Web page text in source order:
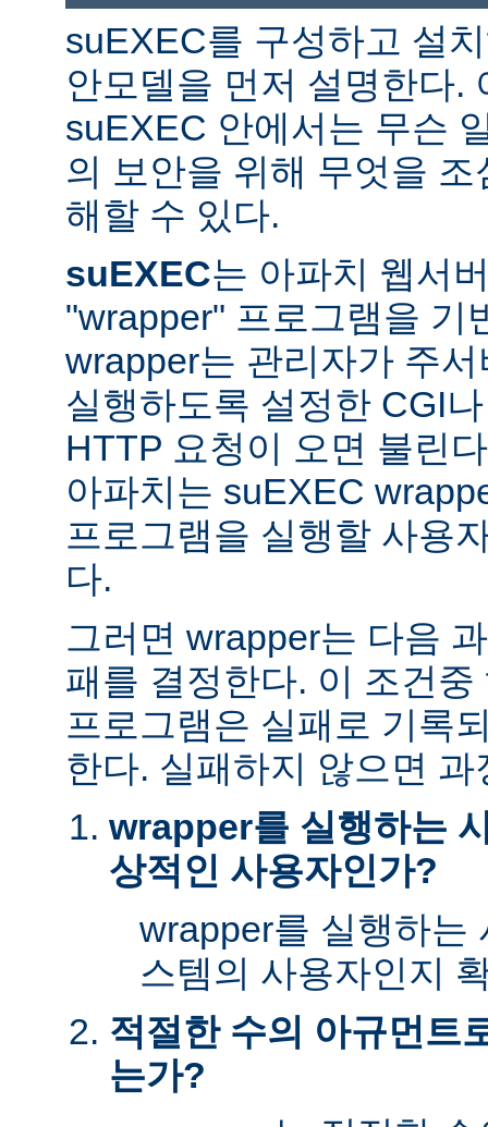
suEXEC를 구성하고 설
안모델을 먼저 설명한다.
suEXEC 안에서는 무슨
의 보안을 위해 무엇을
해할 수 있다.
suEXEC는 아파치 웹서
"wrapper" 프로그램을 기
wrapper는 관리자가 주
실행하도록 설정한 CGI
HTTP 요청이 오면 불린
아파치는 suEXEC
프로그램을 실행할 사용
다.
그러면 wrapper는 다음
패를 결정한다. 이 조건
프로그램은 실패로 기록
한다. 실패하지 않으면
wrapper를 실행하는
상적인 사용자인가?
wrapper를 실행하는
스템의 사용자인지
적절한 수의 아규먼트
는가?